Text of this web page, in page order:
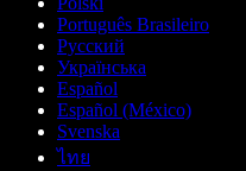
Português Brasileiro
Русский
Українська
Español
Español (México)
Svenska
ไทย